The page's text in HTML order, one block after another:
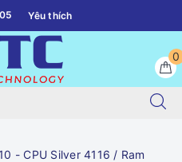
Yêu thích
0
- CPU Silver 4116 / Ram